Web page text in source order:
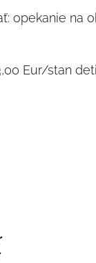
opekanie na
Eur/stan